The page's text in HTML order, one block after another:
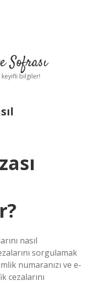
Sofrası
bilgiler!
nasıl
sorgulamak
numaranızı ve e-
cezalarını